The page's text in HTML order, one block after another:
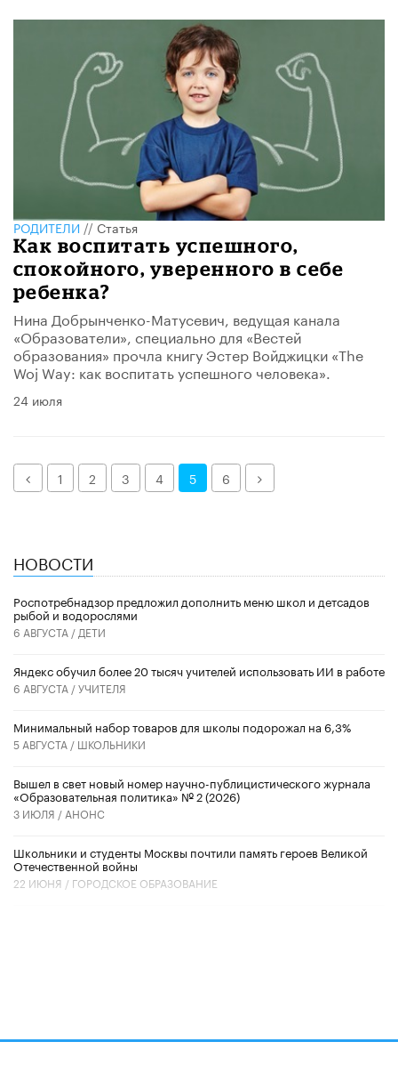
РОДИТЕЛИ//Статья
Как воспитать успешного,
спокойного, уверенного в себе
ребенка?
Нина Добрынченко-Матусевич, ведущая канала
«Образователи», специально для «Вестей
образования» прочла книгу Эстер Войджицки «The
Woj Way: как воспитать успешного человека».
24 июля
Назад1 2 3 4 5 6 Далее
НОВОСТИ
Роспотребнадзор предложил дополнить меню школ и детсадов
рыбой и водорослями
6 АВГУСТА / ДЕТИ
​Яндекс обучил более 20 тысяч учителей использовать ИИ в работе
6 АВГУСТА /УЧИТЕЛЯ
Минимальный набор товаров для школы подорожал на 6,3%
5 АВГУСТА / ШКОЛЬНИКИ
Вышел в свет новый номер научно-публицистического журнала
«Образовательная политика» № 2 (2026)
3 ИЮЛЯ / АНОНС
Школьники и студенты Москвы почтили память героев Великой
Отечественной войны
22 ИЮНЯ / ГОРОДСКОЕ ОБРАЗОВАНИЕ